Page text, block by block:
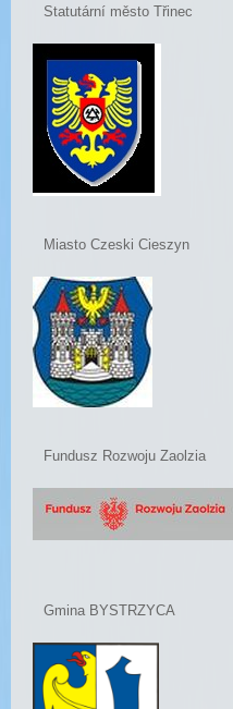
Statutární město Třinec
Miasto Czeski Cieszyn
Fundusz Rozwoju Zaolzia
Gmina BYSTRZYCA